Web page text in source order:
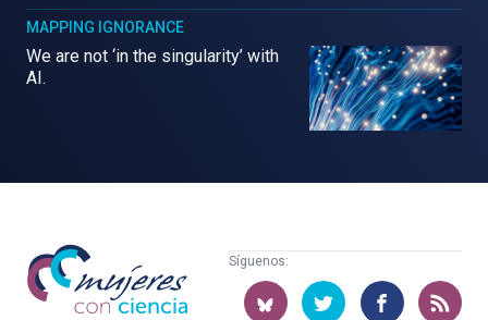
MAPPING IGNORANCE
We are not ‘in the singularity’ with
AI.
Mujeres
con
ciencia
Síguenos: